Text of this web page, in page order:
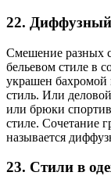
22.
Смешение разных
бельевом стиле в
украшен бахромой
стиль. Или
или брюки
стиле. Сочетание
называется
23. Стили в